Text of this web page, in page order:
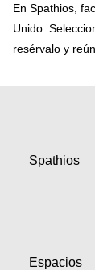
En Spathios,
Unido.
resérvalo y
Spathios
Espacios